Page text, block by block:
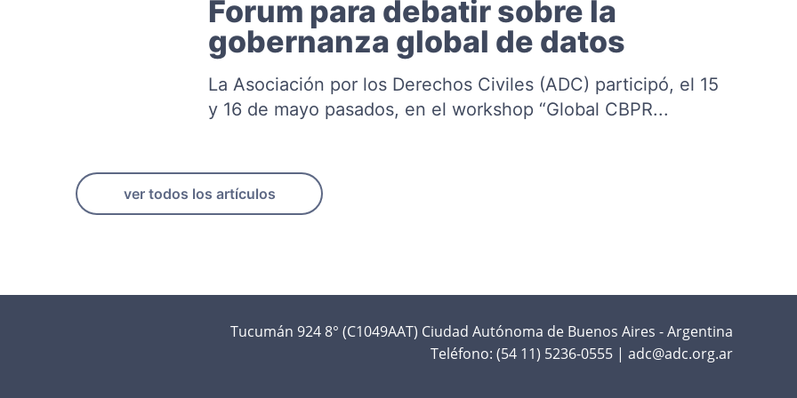
Forum para debatir sobre la
gobernanza global de datos
La Asociación por los Derechos Civiles (ADC) participó, el 15
y 16 de mayo pasados, en el workshop “Global CBPR...
ver todos los artículos
Tucumán 924 8° (C1049AAT) Ciudad Autónoma de Buenos Aires - Argentina
Teléfono: (54 11) 5236-0555 | adc@adc.org.ar